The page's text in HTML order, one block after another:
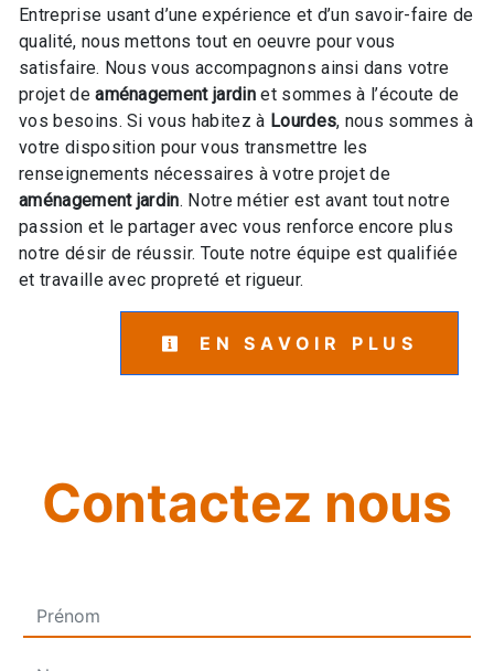
Entreprise usant d’une expérience et d’un savoir-faire de
qualité, nous mettons tout en oeuvre pour vous
satisfaire. Nous vous accompagnons ainsi dans votre
projet deaménagement jardinet sommes à l’écoute de
vos besoins. Si vous habitez à Lourdes, nous sommes à
votre disposition pour vous transmettre les
renseignements nécessaires à votre projet de
aménagement jardin. Notre métier est avant tout notre
passion et le partager avec vous renforce encore plus
notre désir de réussir. Toute notre équipe est qualifiée
et travaille avec propreté et rigueur.
EN SAVOIR PLUS
Contactez nous